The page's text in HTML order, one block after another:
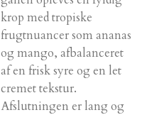
krop med tropiske
frugtnuancer som ananas
og mango, afbalanceret
af en frisk syre og en let
cremet tekstur.
Afslutningen er lang og